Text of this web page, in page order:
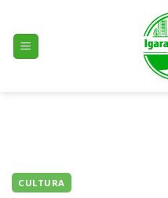
content
CULTURA